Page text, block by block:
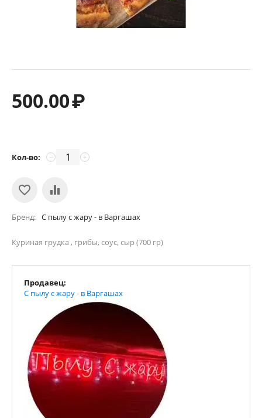
500.00₽
Кол-во: +
−
Бренд С пылу с жару - в Варгашах
Куриная грудка , грибы, соус, сыр (700 гр)
Продавец:
С пылу с жару - в Варгашах